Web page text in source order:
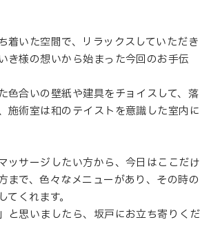
着いた空間で、リラックスしていただき
き様の想いから始まった今回のお手伝
色合いの壁紙や建具をチョイスして、落
施術室は和のテイストを意識した室内に
ッサージしたい方から、今日はここだけ
まで、色々なメニューがあり、その時の
くれます。
と思いましたら、坂戸にお立ち寄りくだ